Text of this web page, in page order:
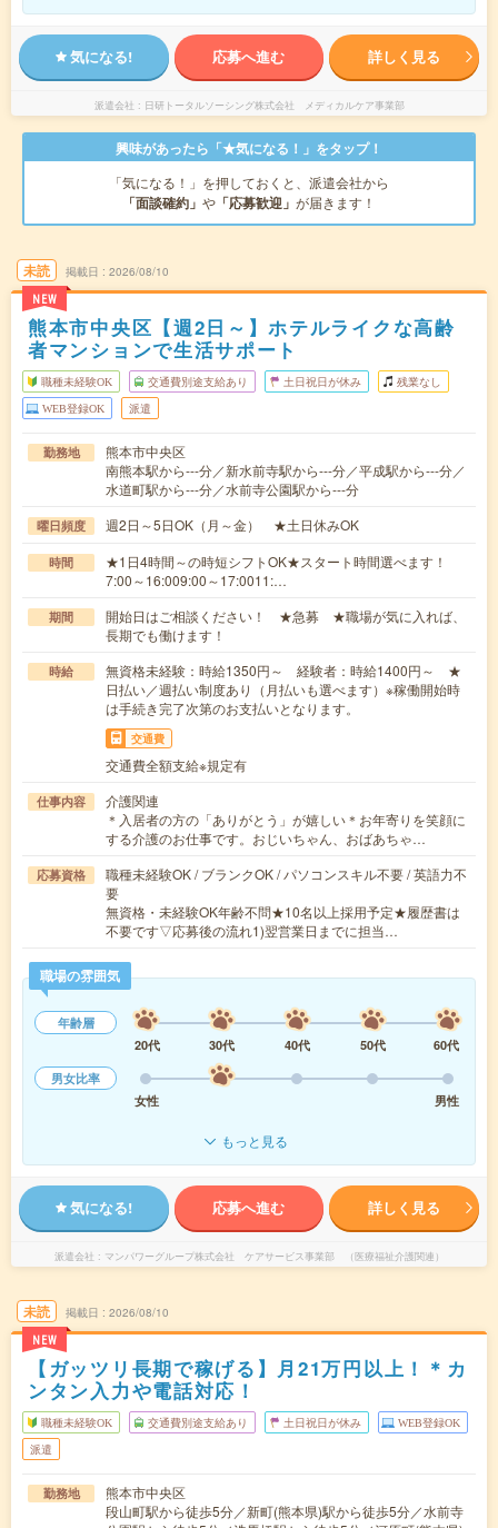
気になる! 応募へ進む 詳しく見る
派遣会社 日研トータルソーシング株式会社 メディカルケア事業部
興味があったら「★気になる！」をタップ！
「気になる！」を押しておくと、派遣会社から
「面談確約」 や 「応募歓迎」 が届きます！
未読
NEW
掲載日 2026/08/10
熊本市中央区【週2日～】ホテルライクな高齢
者マンションで生活サポート
職種未経験OK 交通費別途支給あり 土日祝日が休み 残業なし
WEB登録OK 派遣
勤務地
熊本市中央区
南熊本駅から---分／新水前寺駅から---分／平成駅から---分／
水道町駅から---分／水前寺公園駅から---分
曜日頻度 週2日～5日OK（月～金） ★土日休みOK
時間
★1日4時間～の時短シフトOK★スタート時間選べます！
7:00～16:009:00～17:0011:…
期間
開始日はご相談ください！ ★急募 ★職場が気に入れば、
長期でも働けます！
時給
無資格未経験：時給1350円～ 経験者：時給1400円～ ★
日払い／週払い制度あり（月払いも選べます）※稼働開始時
は手続き完了次第のお支払いとなります。
交通費
交通費全額支給※規定有
仕事内容
介護関連
＊入居者の方の「ありがとう」が嬉しい＊お年寄りを笑顔に
する介護のお仕事です。おじいちゃん、おばあちゃ…
応募資格
職種未経験OK / ブランクOK / パソコンスキル不要 / 英語力不
要
無資格・未経験OK年齢不問★10名以上採用予定★履歴書は
不要です▽応募後の流れ1)翌営業日までに担当…
職場の雰囲気
年齢層
20代
30代 40代 50代
60代
男女比率
女性
男性
もっと見る
気になる! 応募へ進む 詳しく見る
派遣会社 マンパワーグループ株式会社 ケアサービス事業部 （医療福祉介護関連）
未読
NEW
掲載日 2026/08/10
【ガッツリ長期で稼げる】月21万円以上！＊カ
ンタン入力や電話対応！
職種未経験OK 交通費別途支給あり 土日祝日が休み WEB登録OK
派遣
勤務地
熊本市中央区
段山町駅から徒歩5分／新町(熊本県)駅から徒歩5分／水前寺